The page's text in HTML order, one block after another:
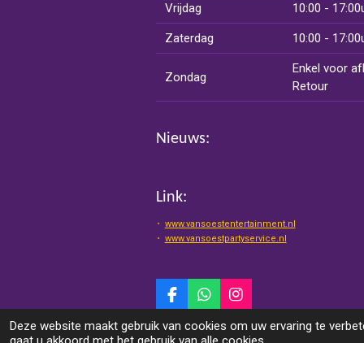
Deze website maakt gebruik van cookies om uw ervaring te
Vrijdag 10:00 -
Zaterdag 10:00 -
Zondag
Enkel voor
Retour
Nieuws:
Link:
www.vansoestentertainment.nl
www.vansoestpartyservice.nl
F
c
W
a
I
s